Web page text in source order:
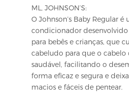
ML, JOHNSON’S:
O Johnson’s Baby Regular é
condicionador
para bebês e crianças, que
cabeludo para que o cabelo
saudável, facilitando o
forma eficaz e segura e
macios e fáceis de pentear.